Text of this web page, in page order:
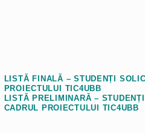
LISTĂ FINALĂ – STUDENȚI
PROIECTULUI TIC4UBB
LISTĂ PRELIMINARĂ –
CADRUL PROIECTULUI TIC4UBB